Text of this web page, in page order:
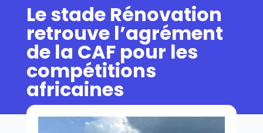
Le stade Rénovation
retrouve l’agrément
de la CAF pour les
compétitions
africaines